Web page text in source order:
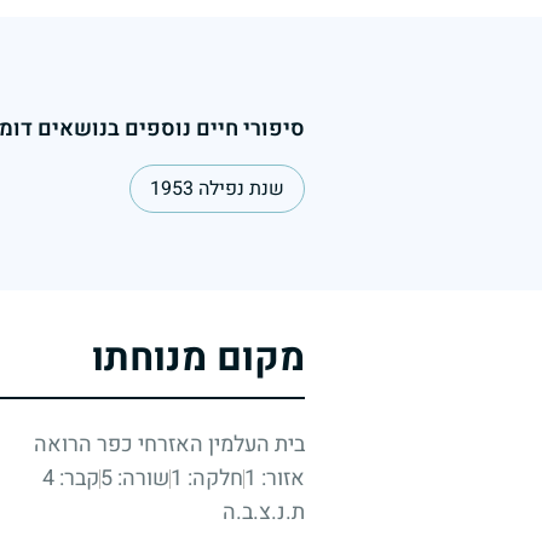
סיפורי חיים נוספים בנושאים
שנת נפילה 1953
מקום מנוחתו
בית העלמין האזרחי כפר הרואה
אזור: 1
חלקה: 1 שורה: 5
קבר: 4
ת.נ.צ.ב.ה